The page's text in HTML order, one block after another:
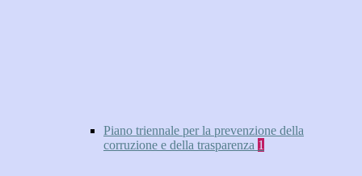
Piano triennale per la prevenzione della
corruzione e della trasparenza 1